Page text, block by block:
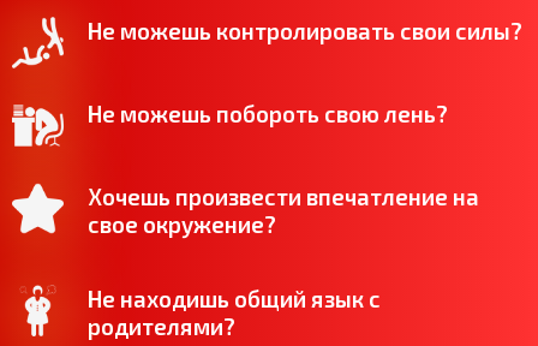
Не можешь контролировать свои силы?
Не можешь побороть свою лень?
Хочешь произвести впечатление на
свое окружение?
Не находишь общий язык с
родителями?